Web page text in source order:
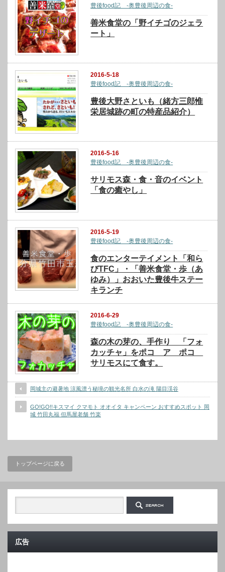
豊後food記 -奥豊後周辺の食-
善米食堂の「野イチゴのジェラ
ート」
2016-5-18
豊後food記 -奥豊後周辺の食-
豊後大野さといも（緒方三郎惟
栄居城跡の町の特産品紹介）
2016-5-16
豊後food記 -奥豊後周辺の食-
サリモス森・食・音のイベント
「食の癒やし」
2016-5-19
豊後food記 -奥豊後周辺の食-
食のエンターテイメント「和ら
びTFC」・「善米食堂・歩（あ
ゆみ）」おおいた豊後牛ステー
キランチ
2016-6-29
豊後food記 -奥豊後周辺の食-
森の木の芽の、手作り 「フォ
カッチャ」をポコ ア ポコ
サリモスにて食す。
岡城主の避暑地 涼風漂う秘境の観光名所 白水の滝 陽目渓谷
GO!GO!!キスマイ クマモト オオイタ キャンペーン おすすめスポット 岡
城 竹田丸福 但馬屋老舗 竹楽
トップページに戻る
広告